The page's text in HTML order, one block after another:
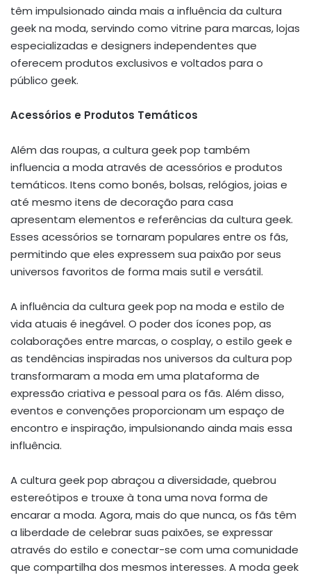
têm impulsionado ainda mais a influência da cultura
geek na moda, servindo como vitrine para marcas, lojas
especializadas e designers independentes que
oferecem produtos exclusivos e voltados para o
público geek.
Acessórios e Produtos Temáticos
Além das roupas, a cultura geek pop também
influencia a moda através de acessórios e produtos
temáticos. Itens como bonés, bolsas, relógios, joias e
até mesmo itens de decoração para casa
apresentam elementos e referências da cultura geek.
Esses acessórios se tornaram populares entre os fãs,
permitindo que eles expressem sua paixão por seus
universos favoritos de forma mais sutil e versátil.
A influência da cultura geek pop na moda e estilo de
vida atuais é inegável. O poder dos ícones pop, as
colaborações entre marcas, o cosplay, o estilo geek e
as tendências inspiradas nos universos da cultura pop
transformaram a moda em uma plataforma de
expressão criativa e pessoal para os fãs. Além disso,
eventos e convenções proporcionam um espaço de
encontro e inspiração, impulsionando ainda mais essa
influência.
A cultura geek pop abraçou a diversidade, quebrou
estereótipos e trouxe à tona uma nova forma de
encarar a moda. Agora, mais do que nunca, os fãs têm
a liberdade de celebrar suas paixões, se expressar
através do estilo e conectar-se com uma comunidade
que compartilha dos mesmos interesses. A moda geek